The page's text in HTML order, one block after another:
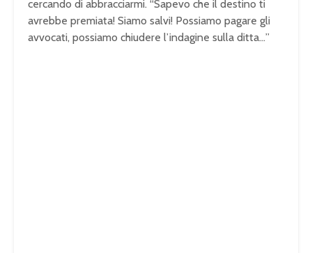
cercando di abbracciarmi. “Sapevo che il destino ti
avrebbe premiata! Siamo salvi! Possiamo pagare gli
avvocati, possiamo chiudere l’indagine sulla ditta…”